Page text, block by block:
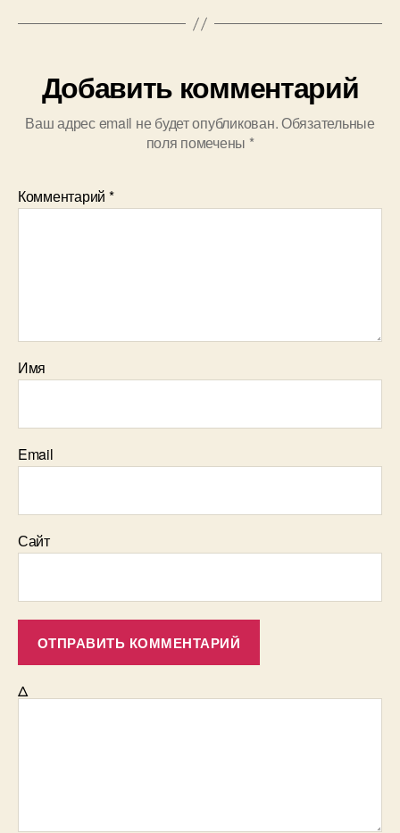
Добавить комментарий
Ваш адрес email не будет опубликован.Обязательные
поля помечены *
Комментарий *
Имя
Email
Сайт
Δ